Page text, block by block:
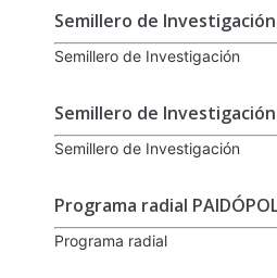
Semillero de Investigación
Semillero de Investigación
Semillero de
Semillero de Investigación
Programa radial
Programa radial